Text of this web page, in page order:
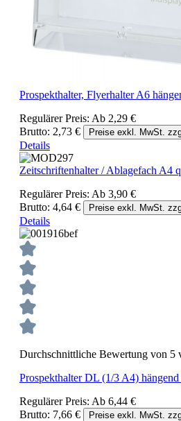
Prospekthalter, Flyerhalter A6
Regulärer Preis: Ab 2,29 €
Brutto: 2,73 €
Preise exkl. MwSt.
Details
Zeitschriftenhalter / Ablagefach A4
Regulärer Preis: Ab 3,90 €
Brutto: 4,64 €
Preise exkl. MwSt.
Details
Durchschnittliche Bewertung von 5
Prospekthalter DL (1/3 A4)
Regulärer Preis: Ab 6,44 €
Brutto: 7,66 €
Preise exkl. MwSt.